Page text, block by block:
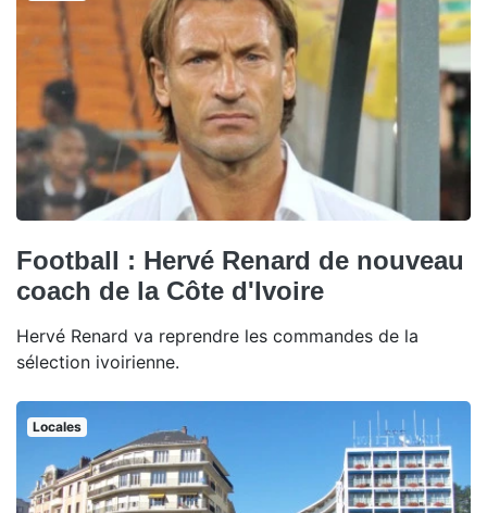
Football : Hervé Renard de nouveau
coach de la Côte d'Ivoire
Hervé Renard va reprendre les commandes de la
sélection ivoirienne.
Locales